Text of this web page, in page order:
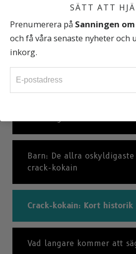
Internationella statistiker
Varför är crack-kokain så
beroendeframkallande?
Barn: De allra
crack-kokain
Crack-kokain: Kort historik
Vad langare kommer att
SÄTT ATT
Prenumerera på Sanningen
och få våra senaste nyheter
inkorg.